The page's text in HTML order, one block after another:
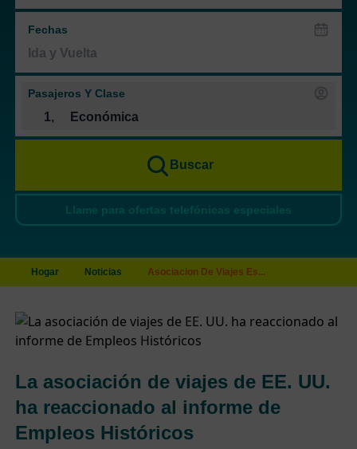
Fechas
Pasajeros Y Clase
1, Económica
Buscar
Llame para ofertas telefónicas especiales
Hogar Noticias Asociacion De Viajes Es...
La asociación de viajes de EE. UU.
ha reaccionado al informe de
Empleos Históricos